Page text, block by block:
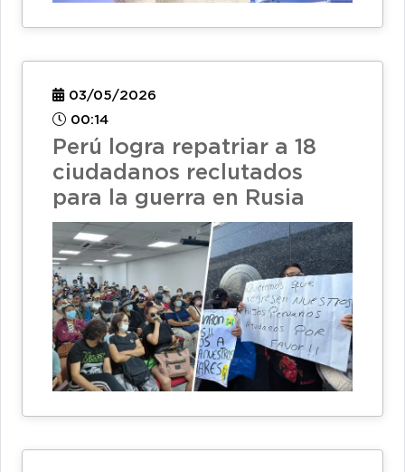
03/05/2026
00:14
Perú logra repatriar a 18
ciudadanos reclutados
para la guerra en Rusia